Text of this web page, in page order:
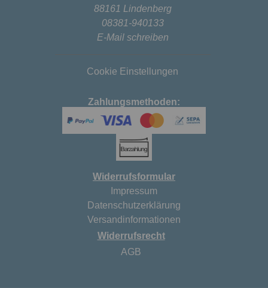
88161 Lindenberg
08381-940133
E-Mail schreiben
Cookie Einstellungen
Zahlungsmethoden:
Widerrufsformular
Impressum
Datenschutzerklärung
Versandinformationen
Widerrufsrecht
AGB